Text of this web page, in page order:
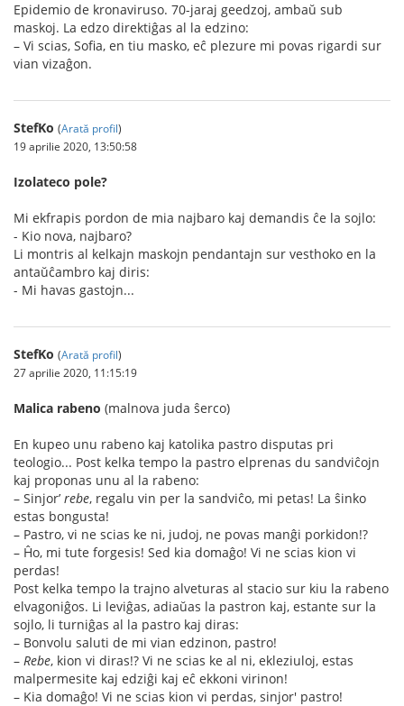
Epidemio de kronaviruso. 70-jaraj geedzoj, ambaŭ sub
maskoj. La edzo direktiĝas al la edzino:
– Vi scias, Sofia, en tiu masko, eĉ plezure mi povas rigardi sur
vian vizaĝon.
StefKo (Arată profil)
19 aprilie 2020, 13:50:58
Izolateco pole?
Mi ekfrapis pordon de mia najbaro kaj demandis ĉe la sojlo:
- Kio nova, najbaro?
Li montris al kelkajn maskojn pendantajn sur vesthoko en la
antaŭĉambro kaj diris:
- Mi havas gastojn...
StefKo (Arată profil)
27 aprilie 2020, 11:15:19
Malica rabeno (malnova juda ŝerco)
En kupeo unu rabeno kaj katolika pastro disputas pri
teologio... Post kelka tempo la pastro elprenas du sandviĉojn
kaj proponas unu al la rabeno:
– Sinjor’ rebe, regalu vin per la sandviĉo, mi petas! La ŝinko
estas bongusta!
– Pastro, vi ne scias ke ni, judoj, ne povas manĝi porkidon!?
– Ĥo, mi tute forgesis! Sed kia domaĝo! Vi ne scias kion vi
perdas!
Post kelka tempo la trajno alveturas al stacio sur kiu la rabeno
elvagoniĝos. Li leviĝas, adiaŭas la pastron kaj, estante sur la
sojlo, li turniĝas al la pastro kaj diras:
– Bonvolu saluti de mi vian edzinon, pastro!
– Rebe, kion vi diras!? Vi ne scias ke al ni, ekleziuloj, estas
malpermesite kaj edziĝi kaj eĉ ekkoni virinon!
– Kia domaĝo! Vi ne scias kion vi perdas, sinjor' pastro!